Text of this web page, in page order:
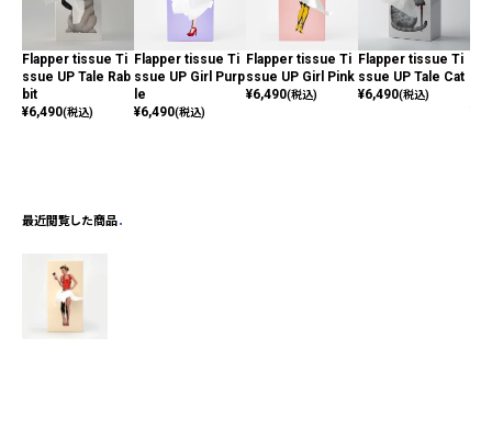
Flapper tissue Ti
ssue UP Tale Rab
bit
¥6,490(税込)
Flapper tissue Ti
ssue UP Girl Purp
le
¥6,490(税込)
Flapper tissue Ti
ssue UP Girl Pink
¥6,490(税込)
Flapper tissue Ti
ssue UP Tale Cat
¥6,490(税込)
最近閲覧した商品